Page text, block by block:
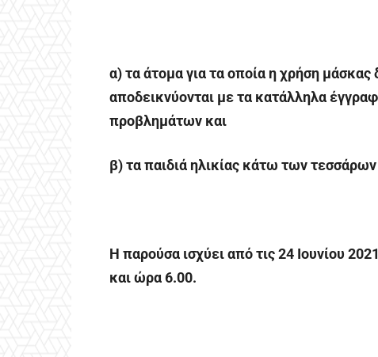
α) τα άτομα για τα οποία η χρήση μάσκας
αποδεικνύονται με τα κατάλληλα
προβλημάτων και
β) τα παιδιά ηλικίας κάτω των
Η παρούσα ισχύει από τις 24 Ιουνίου
και ώρα 6.00.